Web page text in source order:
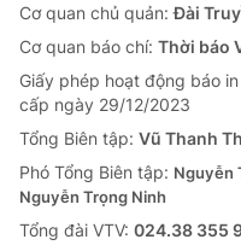
Cơ quan chủ quản:Đài
Cơ quan báo chí: Thời báo
Giấy phép hoạt động báo
cấp ngày 29/12/2023
Tổng Biên tập: Vũ Thanh
Phó Tổng Biên tập: Nguyễn
Nguyễn Trọng Ninh
Tổng đài VTV: 024.38 355